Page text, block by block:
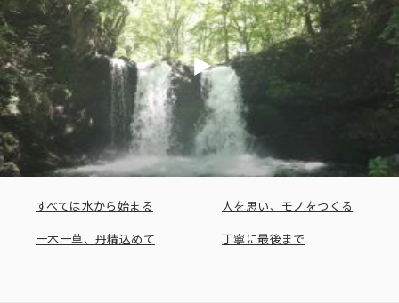
すべては水から始まる
人を思い、モノをつくる
一木一草、丹精込めて
丁寧に最後まで